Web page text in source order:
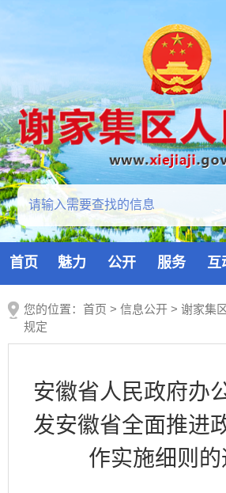
首页 魅力 公开 服务 互
您的位置： 首页 > 信息公开 > 谢家集
规定
安徽省人民政府办
发安徽省全面推进
作实施细则的